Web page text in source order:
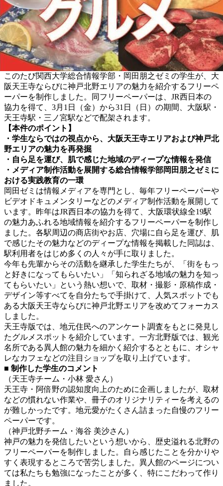
このたび関西大学総合情報学部・岡田朋之ゼミの学生が、大
阪天王寺ならびに神戸北野エリアの魅力を紹介するフリーペ
ーパーを制作しました。同フリーペーパーは、JR西日本の
協力を得て、3月1日（金）から31日（日）の期間、大阪駅・
天王寺駅・三ノ宮駅などで配架されます。
【本件のポイント】
・学生ならではの視点から、大阪天王寺エリアおよび神戸北
野エリアの魅力を再発掘
・自ら足を運び、肌で感じた地域のディープな情報を発信
・メディア制作活動を展開する総合情報学部岡田朋之ゼミに
おける実践教育の一環
岡田ゼミは情報メディアを専門とし、毎年フリーペーパーや
ビデオドキュメンタリーなどのメディア制作活動を展開して
います。昨年はJR西日本の協力を得て、大阪環状線全19駅
の魅力あふれる地域情報を紹介するフリーペーパーを制作し
ました。各駅周辺の商店街やお店、穴場に自ら足を運び、肌
で感じたその魅力などのディープな情報を掲載した同誌は、
駅利用者をはじめ多くの人々が手に取りました。
今年も先輩からその活動を継承した学生たちが、「街をもっ
と好きになってもらいたい」「知られざる地域の魅力を知っ
てもらいたい」という熱い想いで、取材・撮影・原稿作成・
デザイン等すべてを自分たちで手掛けて、人気スポットでも
ある大阪天王寺ならびに神戸北野エリアを改めてフォーカス
しました。
天王寺版では、地元住民へのアンケート調査をもとに発見し
たグルメスポットを紹介しています。一方北野版では、観光
名所である異人館の魅力を細かく紹介するとともに、オシャ
レなカフェなどの注目ショップを取り上げています。
■ 制作した学生のコメント
（天王寺チーム・小林 愛さん）
天王寺・阿倍野の認知度向上のために企画しましたが、取材
などの慣れない作業や、冊子のオリジナリティーを考えるの
が難しかったです。地元愛がたくさん詰まった自慢のフリー
ペーパーです。
（神戸北野チーム・海谷 美沙さん）
神戸の魅力を発信したいという想いから、歴史溢れる北野の
フリーペーパーを制作しました。自ら感じたことを分かりや
すく表現するところで苦労しました。異人館のページについ
ては私たちも勉強になったことが多く、特にこだわって作り
ました。